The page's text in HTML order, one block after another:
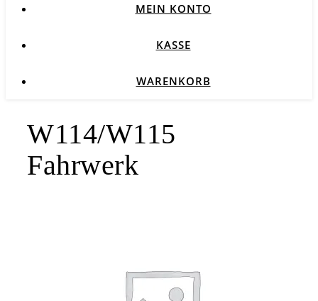
MEIN KONTO
KASSE
WARENKORB
W114/W115
Fahrwerk